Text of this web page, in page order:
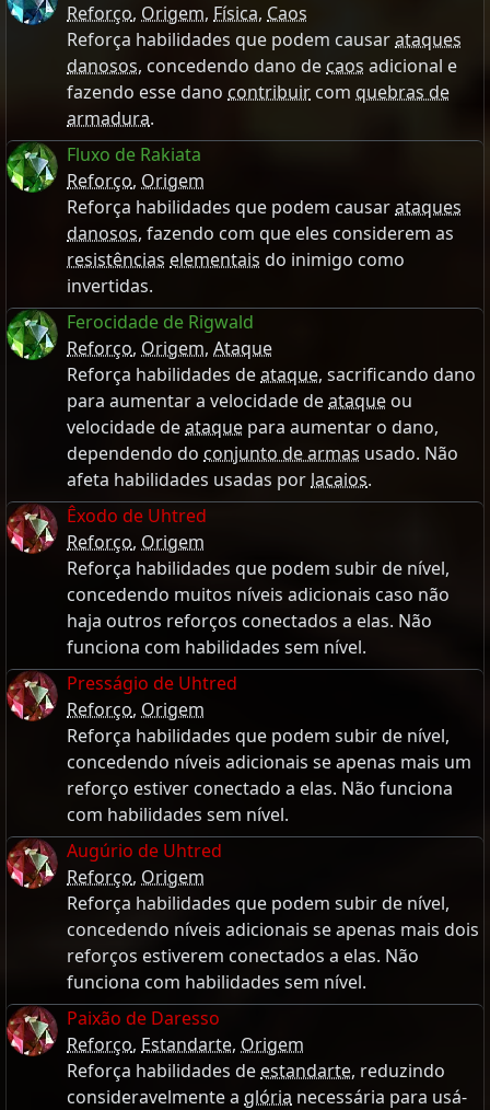
Reforço, Origem, Física, Caos
Reforça habilidades que podem causarataques
danosos, concedendo dano de caos adicional e
fazendo esse dano contribuir com quebras de
armadura.
Fluxo de Rakiata
Reforço, Origem
Reforça habilidades que podem causarataques
danosos, fazendo com que eles considerem as
resistências elementais do inimigo como
invertidas.
Ferocidade de Rigwald
Reforço, Origem, Ataque
Reforça habilidades deataque, sacrificando dano
para aumentar a velocidade deataqueou
velocidade deataque para aumentar o dano,
dependendo do conjunto de armas usado. Não
afeta habilidades usadas por lacaios.
Êxodo de Uhtred
Reforço, Origem
Reforça habilidades que podem subir de nível,
concedendo muitos níveis adicionais caso não
haja outros reforços conectados a elas. Não
funciona com habilidades sem nível.
Presságio de Uhtred
Reforço, Origem
Reforça habilidades que podem subir de nível,
concedendo níveis adicionais se apenas mais um
reforço estiver conectado a elas. Não funciona
com habilidades sem nível.
Augúrio de Uhtred
Reforço, Origem
Reforça habilidades que podem subir de nível,
concedendo níveis adicionais se apenas mais dois
reforços estiverem conectados a elas. Não
funciona com habilidades sem nível.
Paixão de Daresso
Reforço, Estandarte, Origem
Reforça habilidades de estandarte, reduzindo
consideravelmente a glória necessária para usá-